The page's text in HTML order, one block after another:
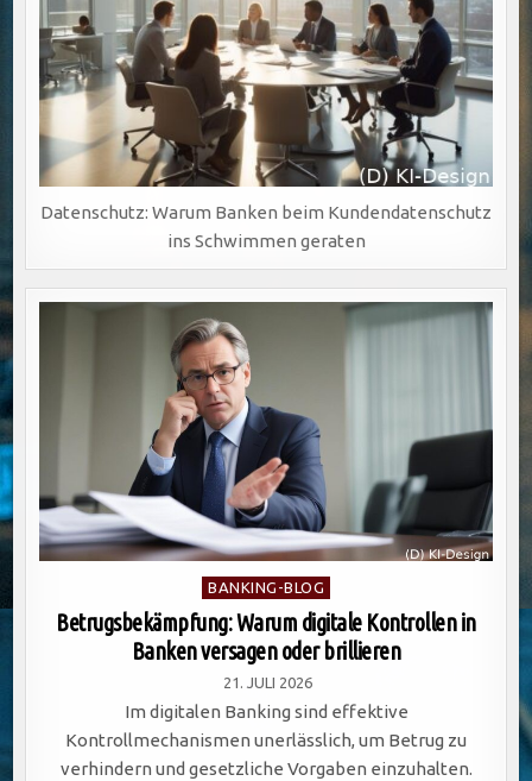
Datenschutz: Warum Banken beim Kundendatenschutz
ins Schwimmen geraten
Posted
in
BANKING-BLOG
Betrugsbekämpfung: Warum digitale Kontrollen in
Banken versagen oder brillieren
21. JULI 2026
Im digitalen Banking sind effektive
Kontrollmechanismen unerlässlich, um Betrug zu
verhindern und gesetzliche Vorgaben einzuhalten.